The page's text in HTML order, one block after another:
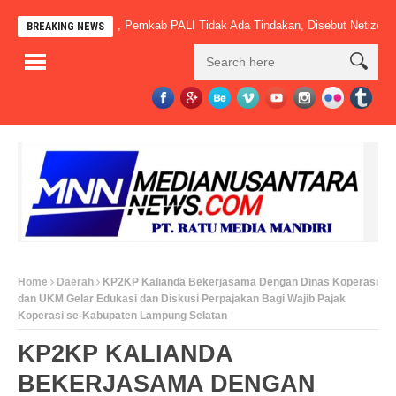
BREAKING NEWS
Beroperasi, Pemkab PALI Tidak Ada Tindakan, Disebut Netizen”
Home Daerah
KP2KP Kalianda Bekerjasama Dengan Dinas Koperasi
dan UKM Gelar Edukasi dan Diskusi Perpajakan Bagi Wajib Pajak
Koperasi se-Kabupaten Lampung Selatan
KP2KP KALIANDA
BEKERJASAMA DENGAN